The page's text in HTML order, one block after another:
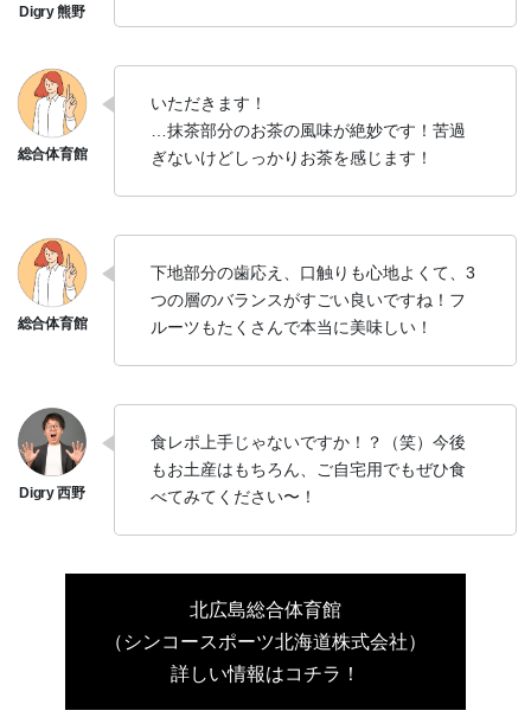
いただきます！
…抹茶部分のお茶の風味が絶妙です！苦過
ぎないけどしっかりお茶を感じます！
下地部分の歯応え、口触りも心地よくて、3
つの層のバランスがすごい良いですね！フ
ルーツもたくさんで本当に美味しい！
食レポ上手じゃないですか！？（笑）今後
もお土産はもちろん、ご自宅用でもぜひ食
べてみてください〜！
北広島総合体育館
（シンコースポーツ北海道株式会社）
詳しい情報はコチラ！